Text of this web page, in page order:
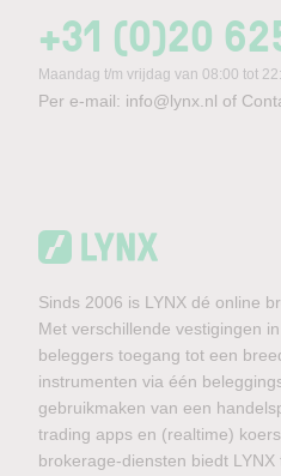
+31 (0)20
Maandag t/m vrijdag van 08:00 tot
Per e-mail: info@lynx.nl of
Sinds 2006 is LYNX dé online
Met verschillende vestigingen
beleggers toegang tot een
instrumenten via één
gebruikmaken van een
trading apps en (realtime)
brokerage-diensten biedt LYNX